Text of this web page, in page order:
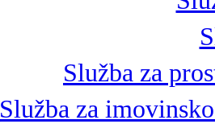
Služba za
Služba za